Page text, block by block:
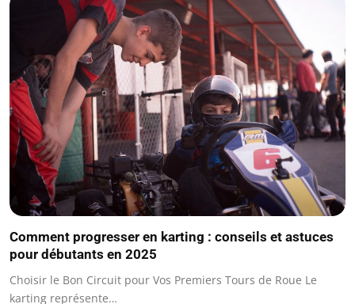
Comment progresser en karting : conseils et astuces
pour débutants en 2025
Choisir le Bon Circuit pour Vos Premiers Tours de Roue Le
karting représente…